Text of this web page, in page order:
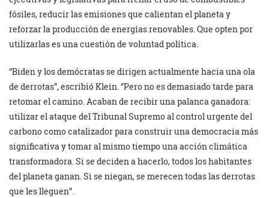
fósiles, reducir las emisiones que calientan el planeta y
reforzar la producción de energías renovables. Que opten por
utilizarlas es una cuestión de voluntad política.
“Biden y los demócratas se dirigen actualmente hacia una ola
de derrotas”, escribió Klein. “Pero no es demasiado tarde para
retomar el camino. Acaban de recibir una palanca ganadora:
utilizar el ataque del Tribunal Supremo al control urgente del
carbono como catalizador para construir una democracia más
significativa y tomar al mismo tiempo una acción climática
transformadora. Si se deciden a hacerlo, todos los habitantes
del planeta ganan. Si se niegan, se merecen todas las derrotas
que les lleguen”.